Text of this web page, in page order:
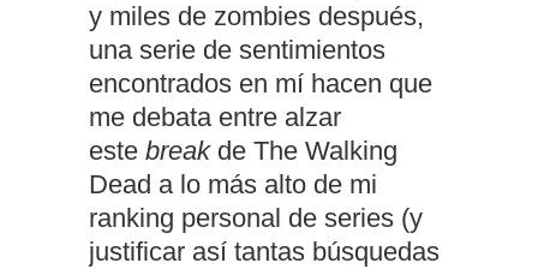
y miles de zombies después,
una serie de sentimientos
encontrados en mí hacen que
me debata entre alzar
este breakde The Walking
Dead a lo más alto de mi
ranking personal de series (y
justificar así tantas búsquedas